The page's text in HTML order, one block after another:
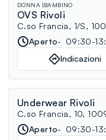
DONNA BAMBINO
OVS Rivoli
C.so Francia, 1/S,
Aperto
09:30-
Indicazioni
Underwear Rivoli
C.so Francia, 10,
Aperto
09:30-